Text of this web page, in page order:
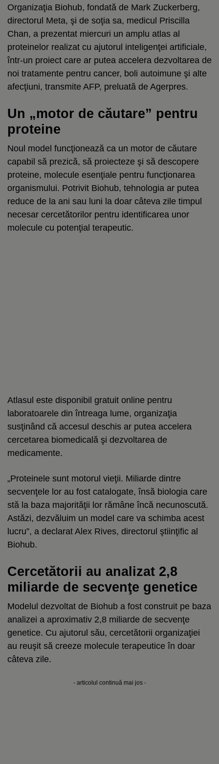
Organizaţia Biohub, fondată de Mark Zuckerberg,
directorul Meta, şi de soţia sa, medicul Priscilla
Chan, a prezentat miercuri un amplu atlas al
proteinelor realizat cu ajutorul inteligenţei artificiale,
într-un proiect care ar putea accelera dezvoltarea de
noi tratamente pentru cancer, boli autoimune şi alte
afecţiuni, transmite AFP, preluată de Agerpres.
Un „motor de căutare” pentru
proteine
Noul model funcţionează ca un motor de căutare
capabil să prezică, să proiecteze şi să descopere
proteine, molecule esenţiale pentru funcţionarea
organismului. Potrivit Biohub, tehnologia ar putea
reduce de la ani sau luni la doar câteva zile timpul
necesar cercetătorilor pentru identificarea unor
molecule cu potenţial terapeutic.
Atlasul este disponibil gratuit online pentru
laboratoarele din întreaga lume, organizaţia
susţinând că accesul deschis ar putea accelera
cercetarea biomedicală şi dezvoltarea de
medicamente.
„Proteinele sunt motorul vieţii. Miliarde dintre
secvenţele lor au fost catalogate, însă biologia care
stă la baza majorităţii lor rămâne încă necunoscută.
Astăzi, dezvăluim un model care va schimba acest
lucru”, a declarat Alex Rives, directorul ştiinţific al
Biohub.
Cercetătorii au analizat 2,8
miliarde de secvenţe genetice
Modelul dezvoltat de Biohub a fost construit pe baza
analizei a aproximativ 2,8 miliarde de secvenţe
genetice. Cu ajutorul său, cercetătorii organizaţiei
au reuşit să creeze molecule terapeutice în doar
câteva zile.
- articolul continuă mai jos -